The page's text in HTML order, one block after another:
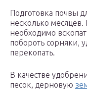
Подготовка почвы
несколько
необходимо
побороть сорняки,
перекопать.
В качестве
песок, дерновую